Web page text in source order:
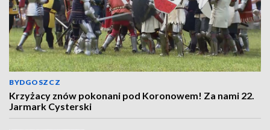
BYDGOSZCZ
Krzyżacy znów pokonani pod Koronowem! Za nami 22.
Jarmark Cysterski